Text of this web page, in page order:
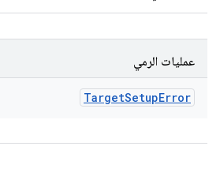
عمليات الرمي
TargetSetupError